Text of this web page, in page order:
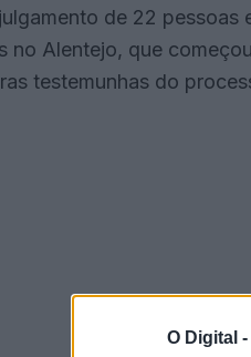
O Digital -
de 22 pessoas
no Alentejo, que
testemunhas do